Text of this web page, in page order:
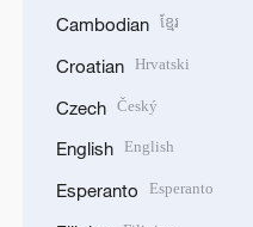
Cambodian ខ្មែរ
Croatian Hrvatski
Czech Český
English English
Esperanto Esperanto